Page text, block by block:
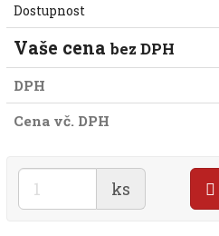
Dostupnost
Vaše cenabez DPH
DPH
Cena vč. DPH
ks